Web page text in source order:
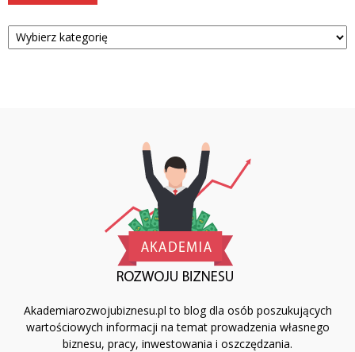
Kategorie
Akademiarozwojubiznesu.pl to blog dla osób poszukujących
wartościowych informacji na temat prowadzenia własnego
biznesu, pracy, inwestowania i oszczędzania.